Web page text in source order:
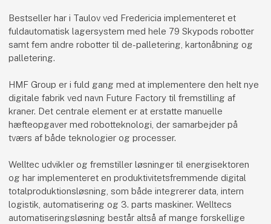
Bestseller har i Taulov ved Fredericia implementeret et
fuldautomatisk lagersystem med hele 79 Skypods robotter
samt fem andre robotter til de-palletering, kartonåbning og
palletering.
HMF Group er i fuld gang med at implementere den helt nye
digitale fabrik ved navn Future Factory til fremstilling af
kraner. Det centrale element er at erstatte manuelle
hæfteopgaver med robotteknologi, der samarbejder på
tværs af både teknologier og processer.
Welltec udvikler og fremstiller løsninger til energisektoren
og har implementeret en produktivitetsfremmende digital
totalproduktionsløsning, som både integrerer data, intern
logistik, automatisering og 3. parts maskiner. Welltecs
automatiseringsløsning består altså af mange forskellige